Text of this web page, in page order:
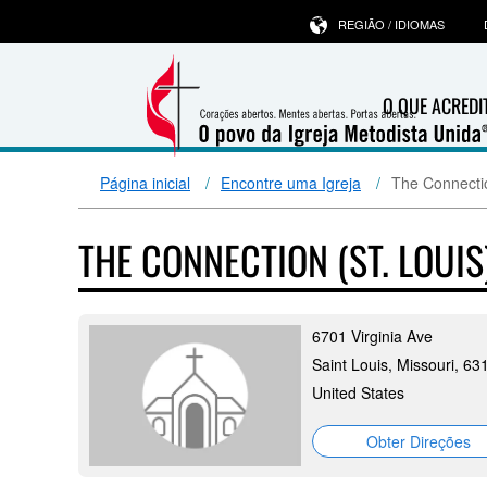
O QUE
REGIÃO / IDIOMAS
Página inicial Encontre uma Igreja The
THE CONNECTION (ST.
6701 Virginia Ave
Saint Louis, Missouri,
United States
Obter Direções